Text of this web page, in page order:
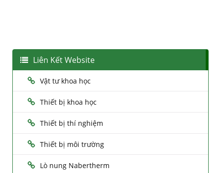
Liên Kết Website
Vật tư khoa học
Thiết bị khoa học
Thiết bị thí nghiệm
Thiết bị môi trường
Lò nung Nabertherm